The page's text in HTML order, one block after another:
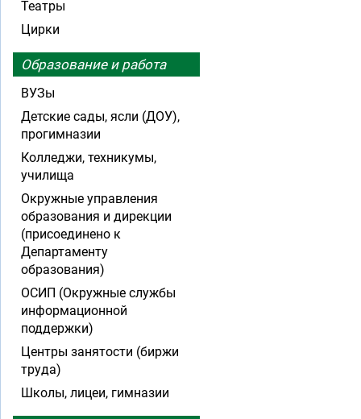
Театры
Цирки
Образование и работа
ВУЗы
Детские сады, ясли (ДОУ),
прогимназии
Колледжи, техникумы,
училища
Окружные управления
образования и дирекции
(присоединено к
Департаменту
образования)
ОСИП (Окружные службы
информационной
поддержки)
Центры занятости (биржи
труда)
Школы, лицеи, гимназии